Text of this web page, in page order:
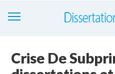
S'inscrire
Crise De